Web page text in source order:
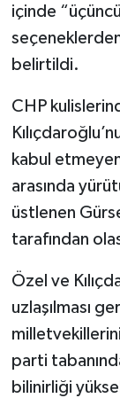
içinde
belirtildi.
CHP
kabul
arasında
üstlenen
tarafından
Özel ve
uzlaşılması
parti
bilinirliği